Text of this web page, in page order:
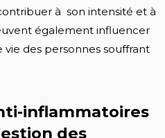
à son intensité et à
également influencer
des personnes souffrant
inflammatoires
des